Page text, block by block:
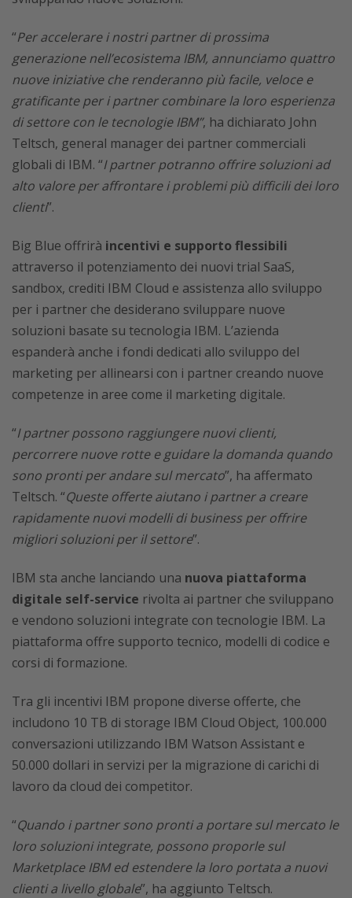
“Per accelerare i nostri partner di prossima
generazione nell’ecosistema IBM, annunciamo quattro
nuove iniziative che renderanno più facile, veloce e
gratificante per i partner combinare la loro esperienza
di settore con le tecnologie IBM”, ha dichiarato John
Teltsch, general manager dei partner commerciali
globali di IBM. “I partner potranno offrire soluzioni ad
alto valore per affrontare i problemi più difficili dei loro
clienti”.
Big Blue offrirà incentivi e supporto flessibili
attraverso il potenziamento dei nuovi trial SaaS,
sandbox, crediti IBM Cloud e assistenza allo sviluppo
per i partner che desiderano sviluppare nuove
soluzioni basate su tecnologia IBM. L’azienda
espanderà anche i fondi dedicati allo sviluppo del
marketing per allinearsi con i partner creando nuove
competenze in aree come il marketing digitale.
“I partner possono raggiungere nuovi clienti,
percorrere nuove rotte e guidare la domanda quando
sono pronti per andare sul mercato”, ha affermato
Teltsch. “Queste offerte aiutano i partner a creare
rapidamente nuovi modelli di business per offrire
migliori soluzioni per il settore”.
IBM sta anche lanciando una nuova piattaforma
digitale self-service rivolta ai partner che sviluppano
e vendono soluzioni integrate con tecnologie IBM. La
piattaforma offre supporto tecnico, modelli di codice e
corsi di formazione.
Tra gli incentivi IBM propone diverse offerte, che
includono 10 TB di storage IBM Cloud Object, 100.000
conversazioni utilizzando IBM Watson Assistant e
50.000 dollari in servizi per la migrazione di carichi di
lavoro da cloud dei competitor.
“Quando i partner sono pronti a portare sul mercato le
loro soluzioni integrate, possono proporle sul
Marketplace IBM ed estendere la loro portata a nuovi
clienti a livello globale”, ha aggiunto Teltsch.